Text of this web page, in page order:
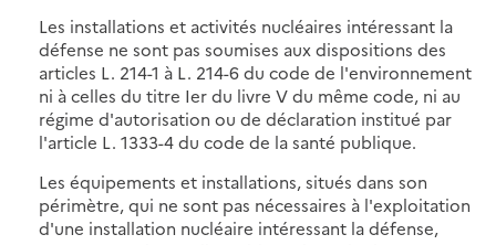
Les installations et activités nucléaires intéressant la
défense ne sont pas soumises aux dispositions des
articles L. 214-1 à L. 214-6 du code de l'environnement
ni à celles du titre Ier du livre V du même code, ni au
régime d'autorisation ou de déclaration institué par
l'article L. 1333-4 du code de la santé publique.
Les équipements et installations, situés dans son
périmètre, qui ne sont pas nécessaires à l'exploitation
d'une installation nucléaire intéressant la défense,